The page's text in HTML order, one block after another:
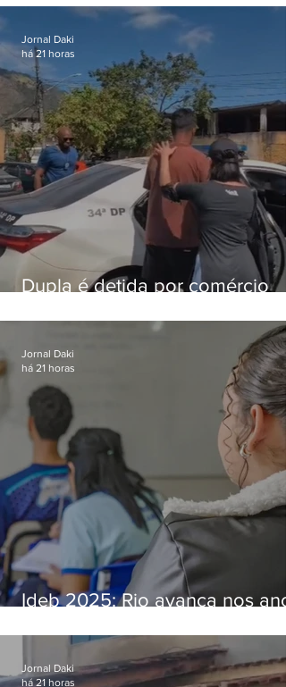
foragido
Dupla é detida por comércio
Bangu
Jornal Daki
há 21 horas
Ideb 2025: Rio avança nos
nacional
Jornal Daki
há 21 horas
Jornal Daki
há 21 horas